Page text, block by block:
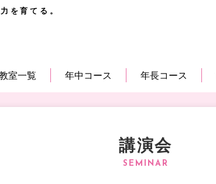
を育てる。
室一覧 年中コース 年長コース
講演会